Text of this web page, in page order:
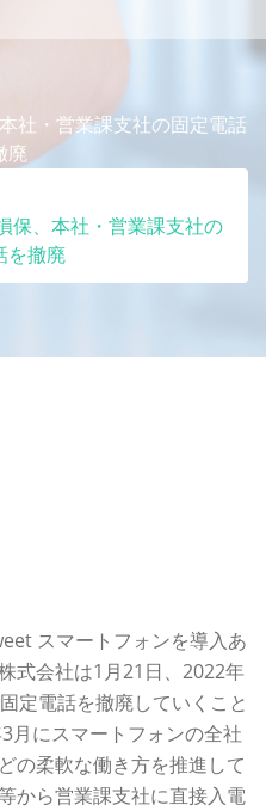
社・営業課支社の固定電話
廃
保、本社・営業課支社の
を撤廃
スマートフォンを導入あ
式会社は1月21日、2022年
定電話を撤廃していくこと
月にスマートフォンの全社
の柔軟な働き方を推進して
から営業課支社に直接入電